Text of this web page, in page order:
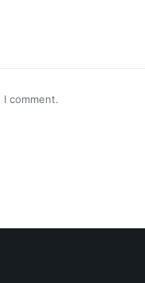
comment.